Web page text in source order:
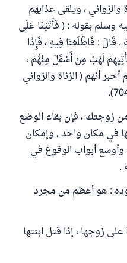
، ويلقى عذابهم
وسلم بقوله : ( فَأَتَيْنَا عَلَى
قَالَ : فَاطَّلَعْنَا فِيهِ ، فَإِذَا
لَهَبٌ مِنْ أَسْفَلَ مِنْهُمْ ،
أنهم ( الزناة والزواني
زوجتك ، فإن بقاء الوضع
في مكان واحد , وإمكان
وأوسع أبواب الوقوع في
.
: هو أعظم من مجرد
زوجها ، إذا قتل ابنتها